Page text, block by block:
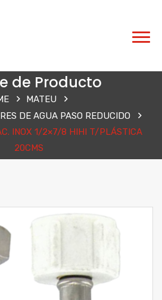
de Producto
MATEU
DE AGUA PASO REDUCIDO
INOX 1/2×7/8 HIHI T/PLÁSTICA
20CMS